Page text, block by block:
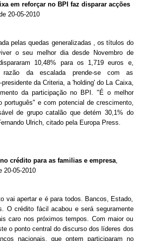
em reforçar no BPI faz disparar acções
20-05-2010
pelas quedas generalizadas , os títulos do
o seu melhor dia desde Novembro de
10,48% para os 1,719 euros e,
razão da escalada prende-se com as
da Criteria, a 'holding' do La Caixa,
da participação no BPI. "É o melhor
português" e com potencial de crescimento,
de grupo catalão que detém 30,1% do
Ulrich, citado pela Europa Press.
crédito para as familias e empresa,
20-05-2010
vai apertar e é para todos. Bancos, Estado,
O crédito fácil acabou e será seguramente
caro nos próximos tempos. Com maior ou
o ponto central do discurso dos líderes dos
nacionais, que ontem participaram no